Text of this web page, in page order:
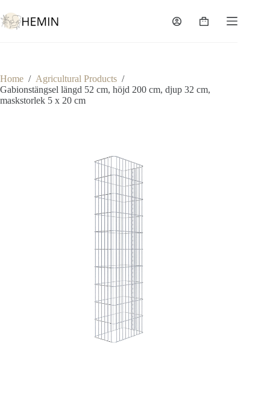
Home / Agricultural Products /
Gabionstängsel längd 52 cm, höjd 200 cm, djup 32 cm,
maskstorlek 5 x 20 cm